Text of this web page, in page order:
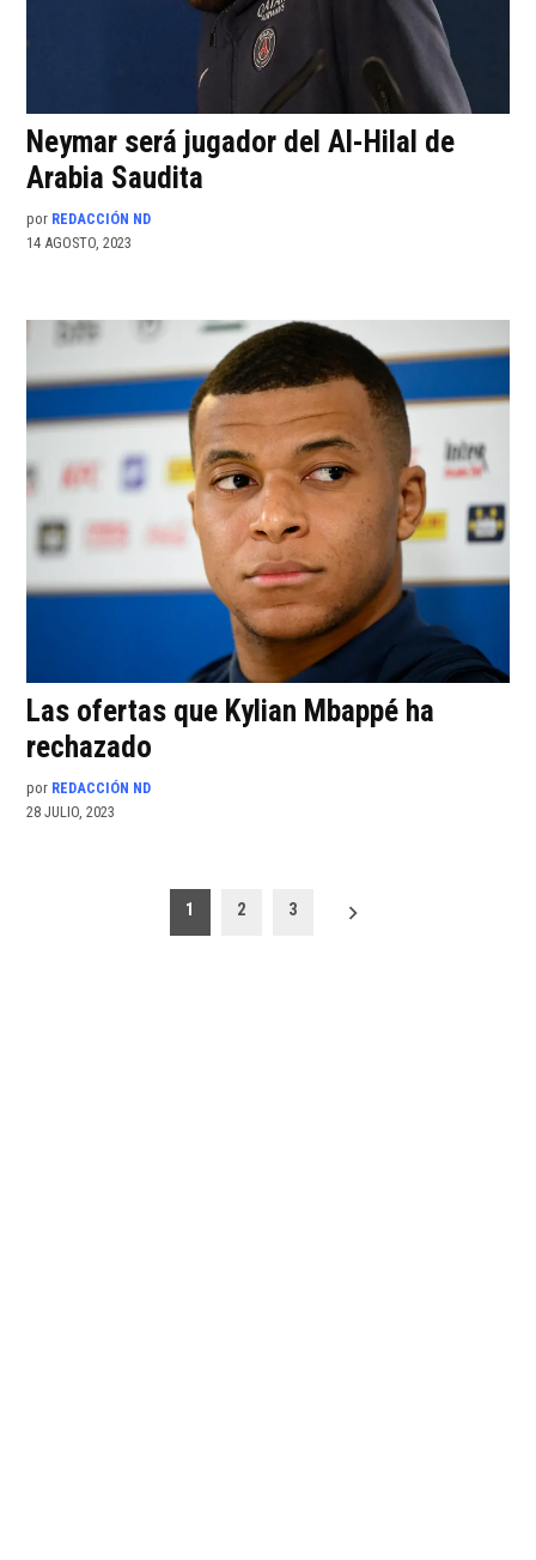
Neymar será jugador del Al-Hilal de
Arabia Saudita
por REDACCIÓN ND
14 AGOSTO, 2023
Las ofertas que Kylian Mbappé ha
rechazado
por REDACCIÓN ND
28 JULIO, 2023
1 2 3